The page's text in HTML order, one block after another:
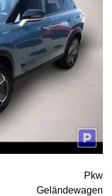
Pkw
Geländewagen